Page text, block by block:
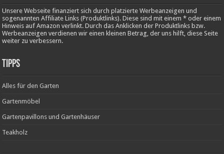
Unsere Webseite finanziert sich durch platzierte Werbeanzeigen und
sogenannten Affiliate Links (Produktlinks). Diese sind mit einem * oder einem
Hinweis auf Amazon verlinkt. Durch das Anklicken der Produktlinks bzw.
Werbeanzeigen verdienen wir einen kleinen Betrag, der uns hilft, diese Seite
weiter zu verbessern.
Tipps
Alles für den Garten
Gartenmöbel
Gartenpavillons und Gartenhäuser
Teakholz